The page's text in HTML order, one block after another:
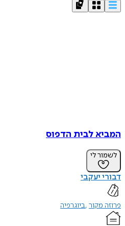
המביא לבית הדפוס
לשמור לי
דבורי יעקבי
פרוזה מקור ביוגרפיה